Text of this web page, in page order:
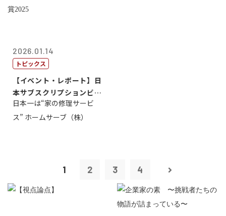
2026.01.14
トピックス
【イベント・レポート】日
本サブスクリプションビジ
ネス大賞20...
日本一は“家の修理サービ
ス” ホームサーブ（株）
1 2 3 4